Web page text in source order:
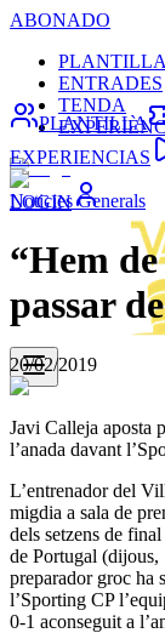
ABONADO
PLANTILLA
ENTRADES
TENDA
LOGIN
PLANTILLA
EXPERIENCIAS
Noticies Generals
“Hem
passar
20/02/2019
Javi Calleja aposta
l’anada davant
L’entrenador del
migdia a sala de
dels setzens de
de Portugal (dijous,
preparador groc ha
l’Sporting CP
0-1 aconseguit a